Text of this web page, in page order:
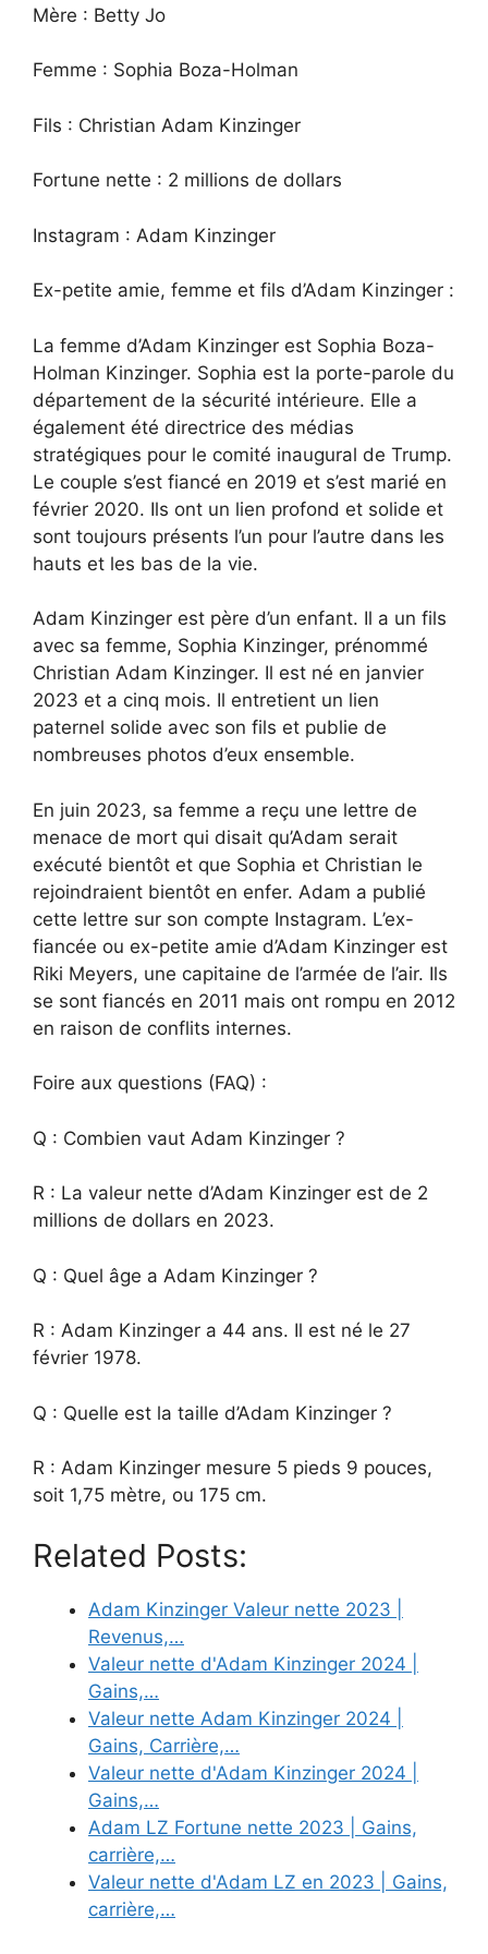
Mère : Betty Jo
Femme : Sophia Boza-Holman
Fils : Christian Adam Kinzinger
Fortune nette : 2 millions de dollars
Instagram : Adam Kinzinger
Ex-petite amie, femme et fils d’Adam Kinzinger :
La femme d’Adam Kinzinger est Sophia Boza-
Holman Kinzinger. Sophia est la porte-parole du
département de la sécurité intérieure. Elle a
également été directrice des médias
stratégiques pour le comité inaugural de Trump.
Le couple s’est fiancé en 2019 et s’est marié en
février 2020. Ils ont un lien profond et solide et
sont toujours présents l’un pour l’autre dans les
hauts et les bas de la vie.
Adam Kinzinger est père d’un enfant. Il a un fils
avec sa femme, Sophia Kinzinger, prénommé
Christian Adam Kinzinger. Il est né en janvier
2023 et a cinq mois. Il entretient un lien
paternel solide avec son fils et publie de
nombreuses photos d’eux ensemble.
En juin 2023, sa femme a reçu une lettre de
menace de mort qui disait qu’Adam serait
exécuté bientôt et que Sophia et Christian le
rejoindraient bientôt en enfer. Adam a publié
cette lettre sur son compte Instagram. L’ex-
fiancée ou ex-petite amie d’Adam Kinzinger est
Riki Meyers, une capitaine de l’armée de l’air. Ils
se sont fiancés en 2011 mais ont rompu en 2012
en raison de conflits internes.
Foire aux questions (FAQ) :
Q : Combien vaut Adam Kinzinger ?
R : La valeur nette d’Adam Kinzinger est de 2
millions de dollars en 2023.
Q : Quel âge a Adam Kinzinger ?
R : Adam Kinzinger a 44 ans. Il est né le 27
février 1978.
Q : Quelle est la taille d’Adam Kinzinger ?
R : Adam Kinzinger mesure 5 pieds 9 pouces,
soit 1,75 mètre, ou 175 cm.
Related Posts:
Adam Kinzinger Valeur nette 2023 |
Revenus,…
Valeur nette d'Adam Kinzinger 2024 |
Gains,…
Valeur nette Adam Kinzinger 2024 |
Gains, Carrière,…
Valeur nette d'Adam Kinzinger 2024 |
Gains,…
Adam LZ Fortune nette 2023 | Gains,
carrière,…
Valeur nette d'Adam LZ en 2023 | Gains,
carrière,…